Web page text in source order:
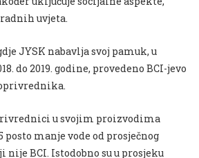
uvjeta.
JYSK nabavlja svoj pamuk, u
do 2019. godine, provedeno BCI-jevo
u svojim proizvodima
manje vode od prosječnog
BCI. Istodobno su u prosjeku